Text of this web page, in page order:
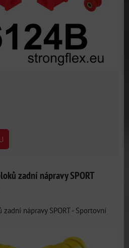
zadní nápravy SPORT
nápravy SPORT - Sportovní